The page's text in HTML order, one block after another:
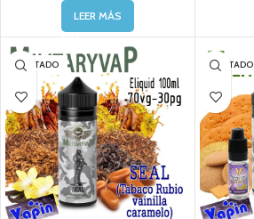
LEER MÁS
AGOTADO AGOTADO